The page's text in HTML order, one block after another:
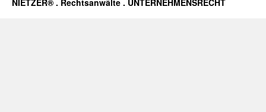
NIETZER® . Rechtsanwälte . UNTERNEHMENSRECHT